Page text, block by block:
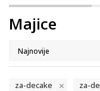
Majice
za-decake
za-